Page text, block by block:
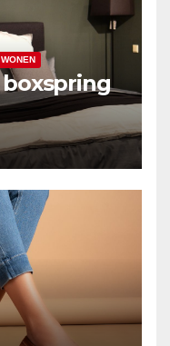
WONEN